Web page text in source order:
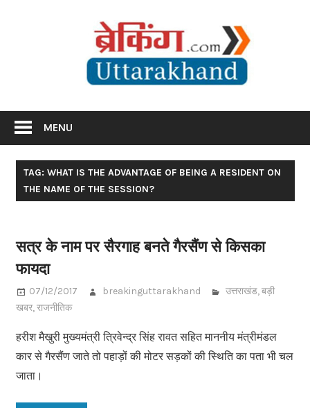
MENU
TAG: WHAT IS THE ADVANTAGE OF BEING A RESIDENT ON
THE NAME OF THE SESSION?
सत्र के नाम पर सैरगाह बनते गैरसैंण से किसका
फायदा
07/12/2017 breakinguttarakhand उत्तराखंड,बड़ी
खबर,राजनीतिक
हरीश मैखुरी मुख्यमंत्री त्रिवेन्द्र सिंह रावत सहित माननीय मंत्रीमंडल
कार से गैरसैंण जाते तो पहाड़ों की मोटर सड़कों की स्थिति का पता भी चल
जाता।